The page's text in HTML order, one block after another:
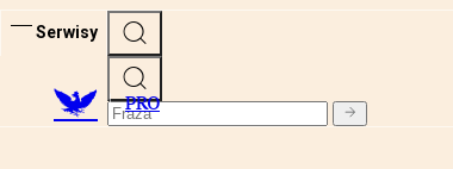
Serwisy
PRO